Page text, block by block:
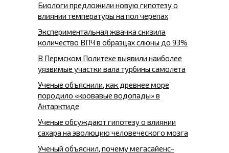
Биологи предложили новую гипотезу о
влиянии температуры на пол черепах
Экспериментальная жвачка снизила
количество ВПЧ в образцах слюны до 93%
В Пермском Политехе выявили наиболее
уязвимые участки вала турбины самолета
Ученые объяснили, как древнее море
породило «кровавые водопады» в
Антарктиде
Ученые обсуждают гипотезу о влиянии
сахара на эволюцию человеческого мозга
Ученый объяснил, почему мегасайенс-